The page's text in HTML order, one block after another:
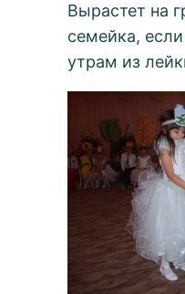
Вырастет на
семейка,
утрам из